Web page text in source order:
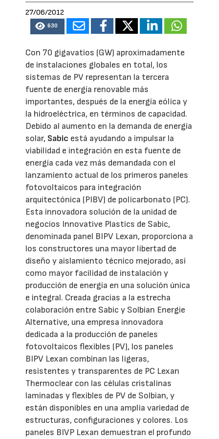
27/06/2012
630
Con 70 gigavatios (GW) aproximadamente
de instalaciones globales en total, los
sistemas de PV representan la tercera
fuente de energía renovable más
importantes, después de la energía eólica y
la hidroeléctrica, en términos de capacidad.
Debido al aumento en la demanda de energía
solar, Sabic está ayudando a impulsar la
viabilidad e integración en esta fuente de
energía cada vez más demandada con el
lanzamiento actual de los primeros paneles
fotovoltaicos para integración
arquitectónica (PIBV) de policarbonato (PC).
Esta innovadora solución de la unidad de
negocios Innovative Plastics de Sabic,
denominada panel BIPV Lexan, proporciona a
los constructores una mayor libertad de
diseño y aislamiento técnico mejorado, así
como mayor facilidad de instalación y
producción de energía en una solución única
e integral. Creada gracias a la estrecha
colaboración entre Sabic y Solbian Energie
Alternative, una empresa innovadora
dedicada a la producción de paneles
fotovoltaicos flexibles (PV), los paneles
BIPV Lexan combinan las ligeras,
resistentes y transparentes de PC Lexan
Thermoclear con las células cristalinas
laminadas y flexibles de PV de Solbian, y
están disponibles en una amplia variedad de
estructuras, configuraciones y colores. Los
paneles BIVP Lexan demuestran el profundo